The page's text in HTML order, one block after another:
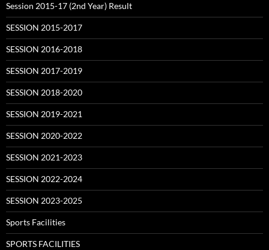
Session 2015-17 (2nd Year) Result
SESSION 2015-2017
SESSION 2016-2018
SESSION 2017-2019
SESSION 2018-2020
SESSION 2019-2021
SESSION 2020-2022
SESSION 2021-2023
SESSION 2022-2024
SESSION 2023-2025
Sports Facilities
SPORTS FACILITIES